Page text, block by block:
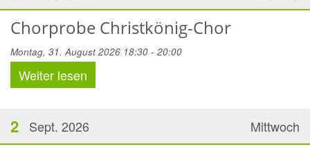
Chorprobe Christkönig-Chor
Montag, 31. August 2026 18:30 - 20:00
Weiter lesen
Mittwoch
2 Sept. 2026